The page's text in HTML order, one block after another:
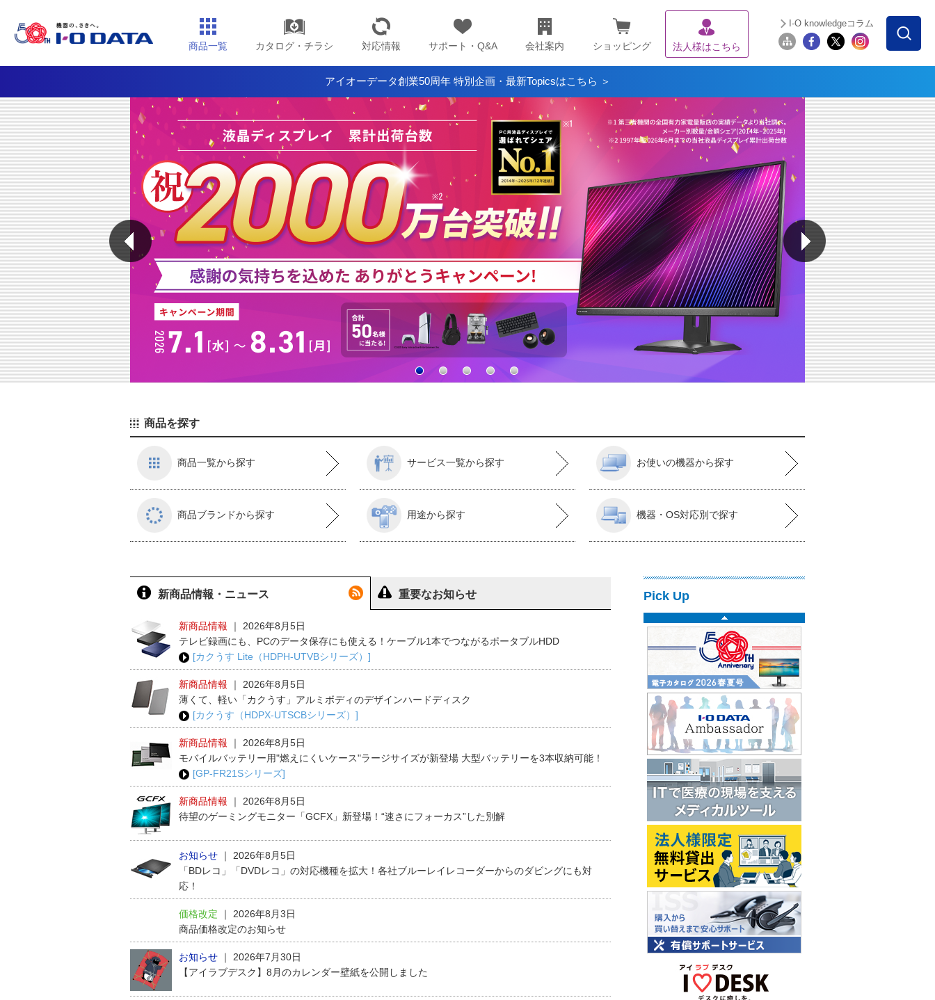
商品一覧 カタログ・チラシ 対応情報 サポート・Q&A 会社案内 ショッピング 法人様はこちら
I-O knowledgeコラム
アイオーデータ創業50周年 特別企画・最新Topicsはこちら ＞
商品を探す
商品一覧から探す
商品ブランドから探す
サービス一覧から探す
用途から探す
お使いの機器から探す
機器・OS対応別で探す
新商品情報・ニュース
新商品情報 ｜
2026年8月5日
テレビ録画にも、PCのデータ保存にも使える！ケーブル1本でつながるポータブルHDD
[カクうす Lite（HDPH-UTVBシリーズ）]
新商品情報 ｜
2026年8月5日
薄くて、軽い「カクうす」アルミボディのデザインハードディスク
[カクうす（HDPX-UTSCBシリーズ）]
新商品情報 ｜
2026年8月5日
モバイルバッテリー用"燃えにくいケース"ラージサイズが新登場 大型バッテリーを3本収納可能！
[GP-FR21Sシリーズ]
新商品情報 ｜
2026年8月5日
待望のゲーミングモニター「GCFX」新登場！“速さにフォーカス”した別解
お知らせ ｜
2026年8月5日
「BDレコ」「DVDレコ」の対応機種を拡大！各社ブルーレイレコーダーからのダビングにも対
応！
価格改定 ｜
2026年8月3日
商品価格改定のお知らせ
お知らせ ｜
2026年7月30日
【アイラブデスク】8月のカレンダー壁紙を公開しました
重要なお知らせ Pick Up